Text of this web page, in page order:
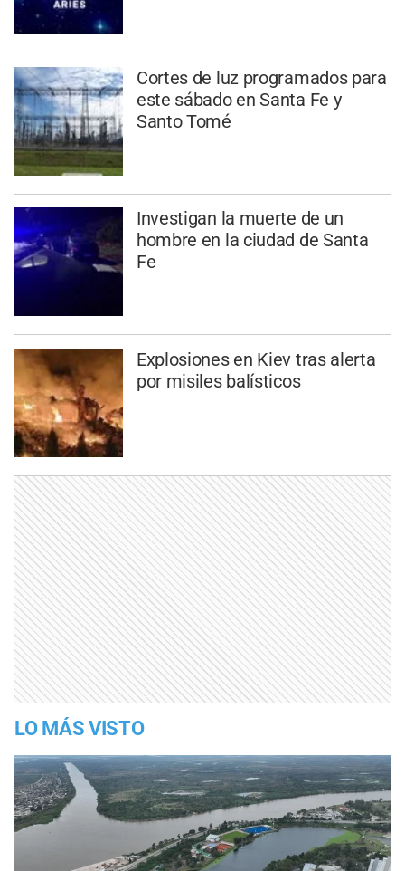
Cortes de luz programados para
este sábado en Santa Fe y
Santo Tomé
Investigan la muerte de un
hombre en la ciudad de Santa
Fe
Explosiones en Kiev tras alerta
por misiles balísticos
LO MÁS VISTO